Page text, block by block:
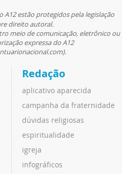
A12 estão protegidos pela legislação
direito autoral.
meio de comunicação, eletrônico ou
expressa do A12
Redação
aplicativo aparecida
campanha da fraternidade
dúvidas religiosas
espiritualidade
igreja
infográficos